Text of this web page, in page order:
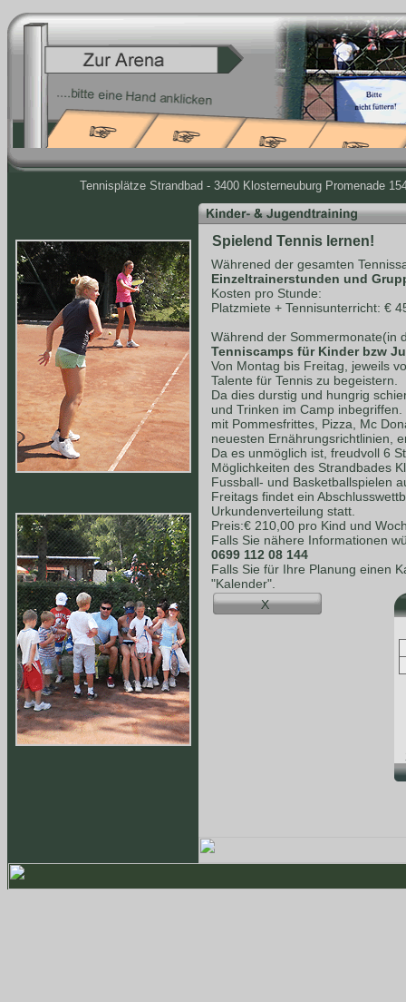
Tennisplätze Strandbad - 3400 Klosterneuburg Promenade
Spielend Tennis lernen!
Währened der gesamten
Einzeltrainerstunden und
Kosten pro Stunde:
Platzmiete + Tennisunterricht: €
Während der Sommermonate(in
Tenniscamps für Kinder bzw
Von Montag bis Freitag, jeweils
Talente für Tennis zu begeistern.
Da dies durstig und hungrig
und Trinken im Camp
mit Pommesfrittes, Pizza, Mc
neuesten Ernährungsrichtlinien,
Da es unmöglich ist, freudvoll 6
Möglichkeiten des Strandbades
Fussball- und Basketballspielen
Freitags findet ein
Urkundenverteilung statt.
Preis:€ 210,00 pro Kind und
Falls Sie nähere Informationen
0699 112 08 144
Falls Sie für Ihre Planung einen
"Kalender".